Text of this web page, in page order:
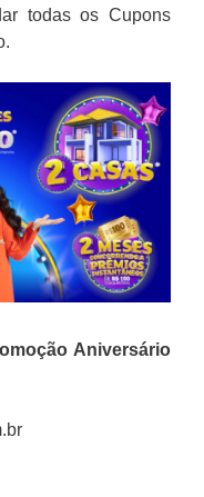
todas os Cupons
Aniversário